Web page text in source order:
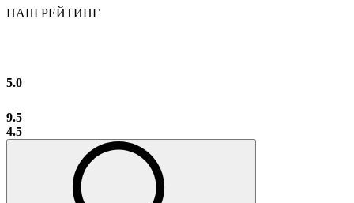
НАШ РЕЙТИНГ
5.0
9.5
4.5